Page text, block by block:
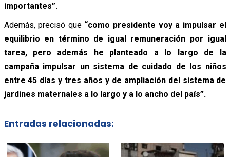
importantes”.
Además, precisó que “como presidente voy a impulsar el
equilibrio en término de igual remuneración por igual
tarea, pero además he planteado a lo largo de la
campaña impulsar un sistema de cuidado de los niños
entre 45 días y tres años y de ampliación del sistema de
jardines maternales a lo largo y a lo ancho del país”.
Entradas relacionadas: